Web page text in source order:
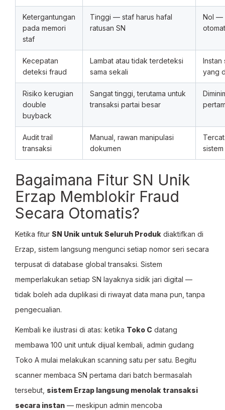
Ketergantungan
pada memori
staf
Tinggi — staf harus hafal
ratusan SN
Nol —
Kecepatan
deteksi fraud
Lambat atau tidak terdeteksi
sama sekali
Instan
yang
Risiko kerugian
double
buyback
Sangat tinggi, terutama untuk
transaksi partai besar
Audit trail
transaksi
Manual, rawan manipulasi
dokumen
Bagaimana Fitur SN Unik
Erzap Memblokir Fraud
Secara Otomatis?
Ketika fitur SN Unik untuk Seluruh Produk diaktifkan di
Erzap, sistem langsung mengunci setiap nomor seri secara
terpusat di database global transaksi. Sistem
memperlakukan setiap SN layaknya sidik jari digital —
tidak boleh ada duplikasi di riwayat data mana pun, tanpa
pengecualian.
Kembali ke ilustrasi di atas: ketika Toko C datang
membawa 100 unit untuk dijual kembali, admin gudang
Toko A mulai melakukan scanning satu per satu. Begitu
scanner membaca SN pertama dari batch bermasalah
tersebut, sistem Erzap langsung menolak transaksi
secara instan — meskipun admin mencoba